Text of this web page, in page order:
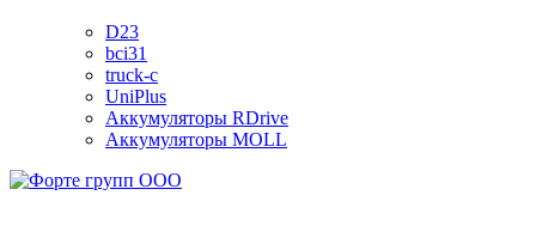
D23
bci31
truck-c
UniPlus
Аккумуляторы RDrive
Аккумуляторы MOLL